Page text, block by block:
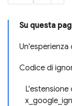
Su questa
Codice di
L'estensione